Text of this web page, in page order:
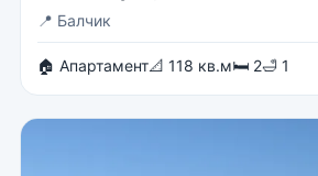
📍 Балчик
🏠 Апартамент📐 118 кв.м🛏 2🛁 1